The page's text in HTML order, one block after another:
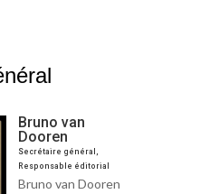
Bruno van
Dooren
Secrétaire général,
Responsable éditorial
Bruno van Dooren